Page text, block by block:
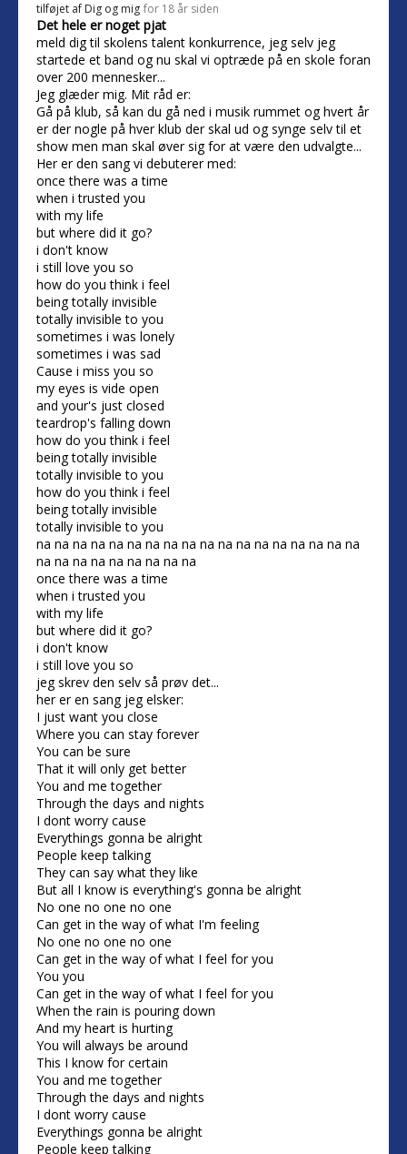
tilføjet af Dig og mig for 18 år siden
Det hele er noget pjat
meld dig til skolens talent konkurrence, jeg selv jeg
startede et band og nu skal vi optræde på en skole foran
over 200 mennesker...
Jeg glæder mig. Mit råd er:
Gå på klub, så kan du gå ned i musik rummet og hvert år
er der nogle på hver klub der skal ud og synge selv til et
show men man skal øver sig for at være den udvalgte...
Her er den sang vi debuterer med:
once there was a time
when i trusted you
with my life
but where did it go?
i don't know
i still love you so
how do you think i feel
being totally invisible
totally invisible to you
sometimes i was lonely
sometimes i was sad
Cause i miss you so
my eyes is vide open
and your's just closed
teardrop's falling down
how do you think i feel
being totally invisible
totally invisible to you
how do you think i feel
being totally invisible
totally invisible to you
na na na na na na na na na na na na na na na na na na
na na na na na na na na na
once there was a time
when i trusted you
with my life
but where did it go?
i don't know
i still love you so
jeg skrev den selv så prøv det...
her er en sang jeg elsker:
I just want you close
Where you can stay forever
You can be sure
That it will only get better
You and me together
Through the days and nights
I dont worry cause
Everythings gonna be alright
People keep talking
They can say what they like
But all I know is everything's gonna be alright
No one no one no one
Can get in the way of what I'm feeling
No one no one no one
Can get in the way of what I feel for you
You you
Can get in the way of what I feel for you
When the rain is pouring down
And my heart is hurting
You will always be around
This I know for certain
You and me together
Through the days and nights
I dont worry cause
Everythings gonna be alright
People keep talking